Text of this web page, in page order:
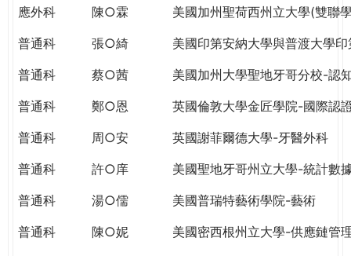
WAGOR
e
應外科
陳○霖
美國加州聖荷西州立大學(雙聯
普通科
張○綺
美國印第安納大學與普渡大學
普通科
蔡○茜
美國加州大學聖地牙哥分校-認
普通科
鄭○恩
英國倫敦大學金匠學院-國際認
普通科
周○安
英國謝菲爾德大學-牙醫外科
普通科
許○庠
美國聖地牙哥州立大學-統計數
普通科
湯○儒
美國普瑞特藝術學院-藝術
普通科
陳○妮
美國密西根州立大學-供應鏈管